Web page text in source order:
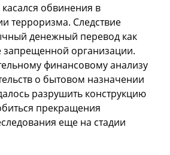
обвинения в
терроризма. Следствие
денежный перевод как
запрещенной организации.
финансовому анализу
о бытовом назначении
разрушить конструкцию
прекращения
еще на стадии